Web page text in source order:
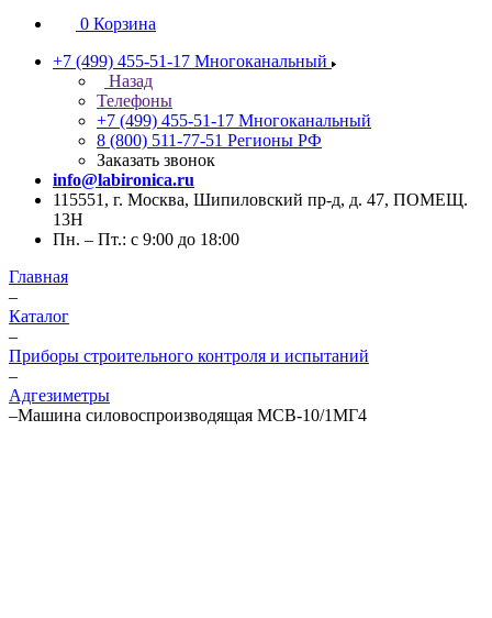
0 Корзина
+7 (499) 455-51-17 Многоканальный
Назад
Телефоны
+7 (499) 455-51-17 Многоканальный
8 (800) 511-77-51 Регионы РФ
Заказать звонок
info@labironica.ru
115551, г. Москва, Шипиловский пр-д, д. 47, ПОМЕЩ.
13Н
Пн. – Пт.: с 9:00 до 18:00
Главная
–
Каталог
–
Приборы строительного контроля и испытаний
–
Адгезиметры
–Машина силовоспроизводящая МСВ-10/1МГ4